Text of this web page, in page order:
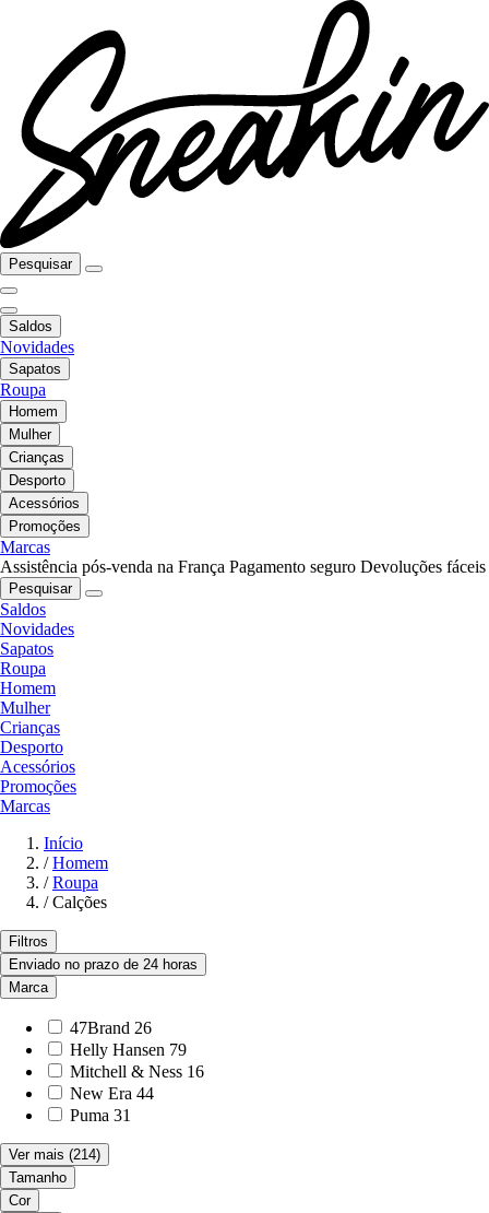
Pesquisar
Saldos
Novidades
Sapatos
Roupa
Homem
Mulher
Crianças
Desporto
Acessórios
Promoções
Marcas
Assistência pós-venda na França Pagamento seguro Devoluções fáceis
Pesquisar
Saldos
Novidades
Sapatos
Roupa
Homem
Mulher
Crianças
Desporto
Acessórios
Promoções
Marcas
Início
/ Homem
/ Roupa
/ Calções
Filtros
Enviado no prazo de 24 horas
Marca
47Brand 26
Helly Hansen 79
Mitchell & Ness 16
New Era 44
Puma 31
Ver mais (214)
Tamanho
Cor